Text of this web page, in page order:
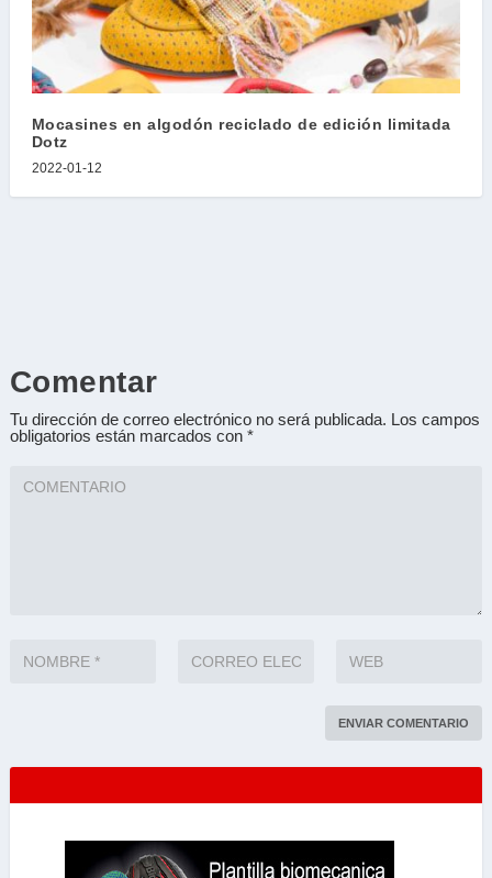
Mocasines en algodón reciclado de edición limitada
Dotz
2022-01-12
Comentar
Tu dirección de correo electrónico no será publicada. Los campos
obligatorios están marcados con *